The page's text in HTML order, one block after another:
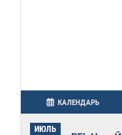
КАЛЕНДАРЬ
ИЮЛЬ